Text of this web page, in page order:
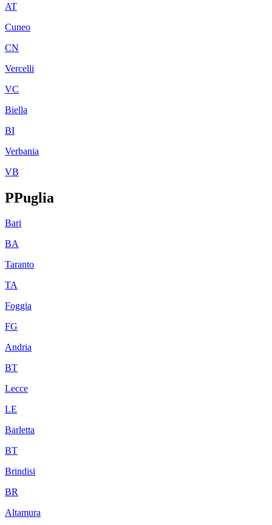
AT
Cuneo
CN
Vercelli
VC
Biella
BI
Verbania
VB
PPuglia
Bari
BA
Taranto
TA
Foggia
FG
Andria
BT
Lecce
LE
Barletta
BT
Brindisi
BR
Altamura